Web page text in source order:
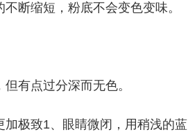
断缩短，粉底不会变色变味。
有点过分深而无色。
极致1、眼睛微闭，用稍浅的蓝